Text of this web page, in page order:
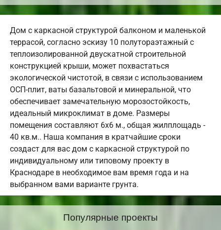
Дом с каркасной структурой балконом и маленькой
террасой, согласно эскизу 10 полутораэтажный с
теплоизолированной двускатной строительной
конструкцией крыши, может похвастаться
экологической чистотой, в связи с использованием
ОСП-плит, ваты базальтовой и минеральной, что
обеспечивает замечательную морозостойкость,
идеальный микроклимат в доме. Размеры
помещения составляют 6х6 м., общая жилплощадь -
40 кв.м.. Наша компания в кратчайшие сроки
создаст для вас дом с каркасной структурой по
индивидуальному или типовому проекту в
Краснодаре в необходимое вам время года и на
выбранном вами варианте грунта.
Популярные проекты